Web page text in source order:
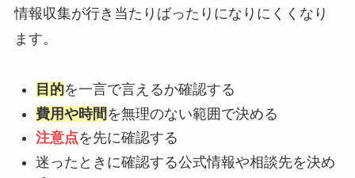
情報収集が行き当たりばったりになりにくくなり
ます。
目的を一言で言えるか確認する
費用や時間 を無理のない範囲で決める
注意点を先に確認する
迷ったときに確認する公式情報や相談先を決め